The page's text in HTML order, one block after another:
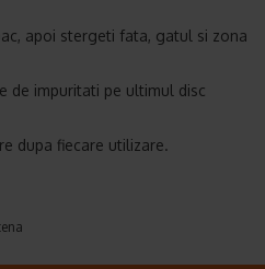
apoi stergeti fata, gatul si zona
de impuritati pe ultimul disc
dupa fiecare utilizare.